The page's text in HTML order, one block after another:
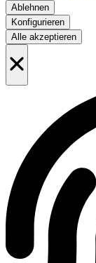
Ablehnen
Konfigurieren
Alle akzeptieren